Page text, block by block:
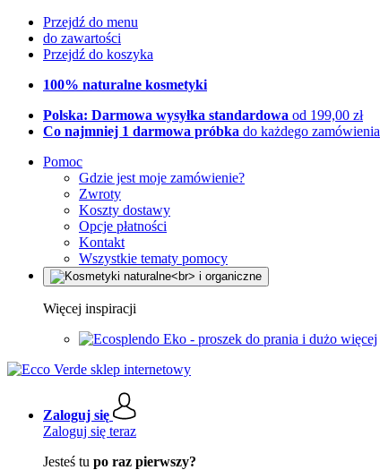
Przejdź do menu
do zawartości
Przejdź do koszyka
100% naturalne kosmetyki
Polska: Darmowa wysyłka standardowa od 199,00 zł
Co najmniej 1 darmowa próbka do każdego zamówienia
Pomoc
Gdzie jest moje zamówienie?
Zwroty
Koszty dostawy
Opcje płatności
Kontakt
Wszystkie tematy pomocy
Więcej inspiracji
Eko - proszek do prania i dużo więcej
Zaloguj się
Zaloguj się teraz
Jesteś tu po raz pierwszy?